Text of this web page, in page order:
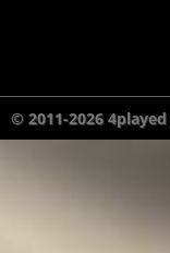
© 2011-2026 4played